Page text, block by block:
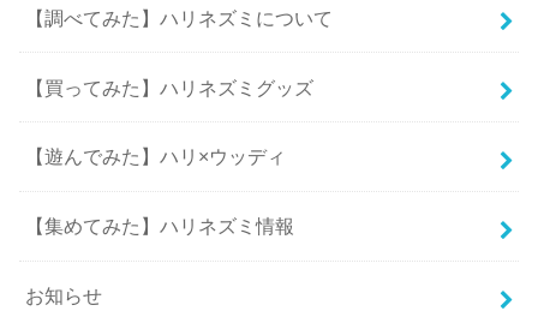
【調べてみた】ハリネズミについて
【買ってみた】ハリネズミグッズ
【遊んでみた】ハリ×ウッディ
【集めてみた】ハリネズミ情報
お知らせ